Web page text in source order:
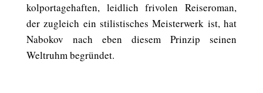
kolportagehaften, leidlich frivolen Reiseroman,
der zugleich ein stilistisches Meisterwerk ist, hat
Nabokov nach eben diesem Prinzip seinen
Weltruhm begründet.